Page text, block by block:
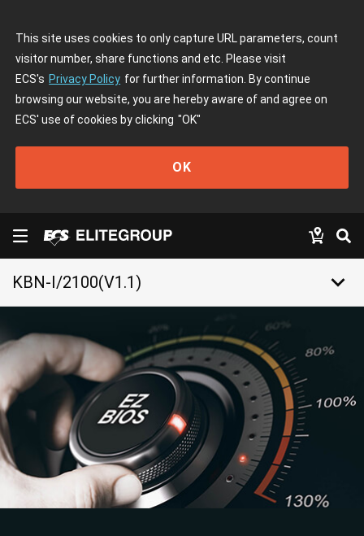
This site uses cookies to only capture URL parameters, count
visitor number, share functions and etc. Please visit
ECS's Privacy Policy for further information. By continue
browsing our website, you are hereby aware of and agree on
ECS' use of cookies by clicking "OK"
OK
KBN-I/2100(V1.1) keyboard_arrow_down